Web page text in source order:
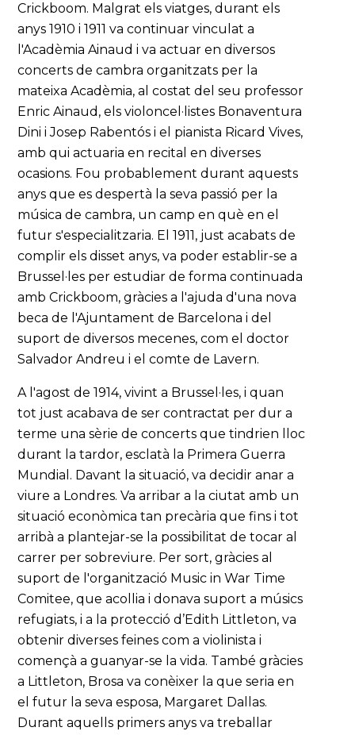
Crickboom. Malgrat els viatges, durant els
anys 1910 i 1911 va continuar vinculat a
l'Acadèmia Ainaud i va actuar en diversos
concerts de cambra organitzats per la
mateixa Acadèmia, al costat del seu professor
Enric Ainaud, els violoncel·listes Bonaventura
Dini i Josep Rabentós i el pianista Ricard Vives,
amb qui actuaria en recital en diverses
ocasions. Fou probablement durant aquests
anys que es despertà la seva passió per la
música de cambra, un camp en què en el
futur s'especialitzaria. El 1911, just acabats de
complir els disset anys, va poder establir-se a
Brussel·les per estudiar de forma continuada
amb Crickboom, gràcies a l'ajuda d'una nova
beca de l'Ajuntament de Barcelona i del
suport de diversos mecenes, com el doctor
Salvador Andreu i el comte de Lavern.
A l'agost de 1914, vivint a Brussel·les, i quan
tot just acabava de ser contractat per dur a
terme una sèrie de concerts que tindrien lloc
durant la tardor, esclatà la Primera Guerra
Mundial. Davant la situació, va decidir anar a
viure a Londres. Va arribar a la ciutat amb un
situació econòmica tan precària que fins i tot
arribà a plantejar-se la possibilitat de tocar al
carrer per sobreviure. Per sort, gràcies al
suport de l'organització Music in War Time
Comitee, que acollia i donava suport a músics
refugiats, i a la protecció d’Edith Littleton, va
obtenir diverses feines com a violinista i
començà a guanyar-se la vida. També gràcies
a Littleton, Brosa va conèixer la que seria en
el futur la seva esposa, Margaret Dallas.
Durant aquells primers anys va treballar